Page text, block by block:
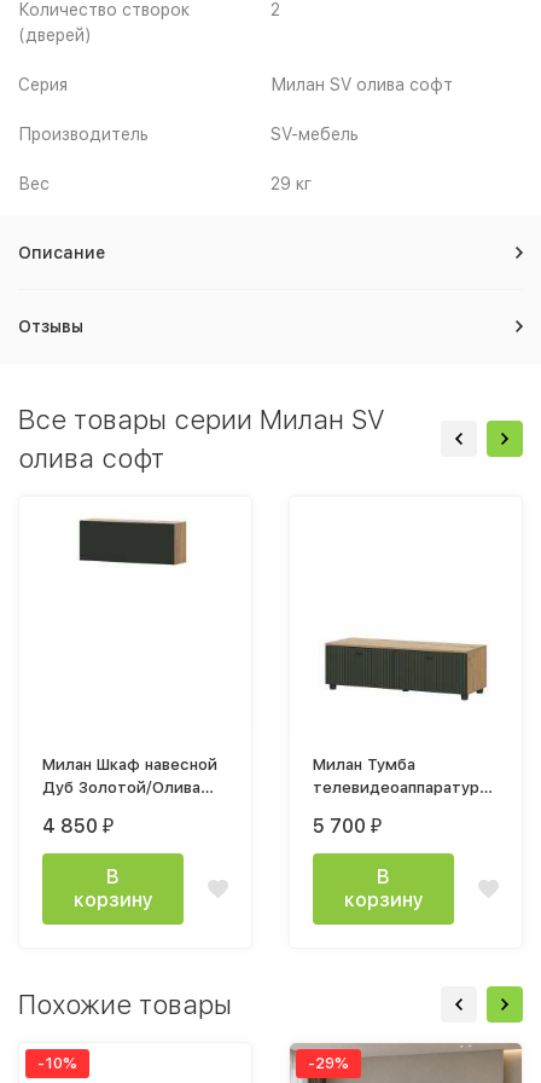
Количество створок
(дверей)
2
Серия Милан SV олива софт
Производитель SV-мебель
Вес 29 кг
Описание
Отзывы
Все товары серии Милан SV
олива софт
Милан Шкаф навесной
Дуб Золотой/Олива
4 850 ₽
В
корзину
Милан Тумба
телевидеоаппаратура
Золотой /Олива Софт
5 700 ₽
В
корзину
Похожие товары
-10% -29%